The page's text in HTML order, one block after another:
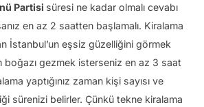
Partisi süresi ne kadar olmalı cevabı
en az 2 saatten başlamalı. Kiralama
İstanbul’un eşsiz güzelliğini görmek
boğazı gezmek isterseniz en az 3 saat
yaptığınız zaman kişi sayısı ve
sürenizi belirler. Çünkü tekne kiralama